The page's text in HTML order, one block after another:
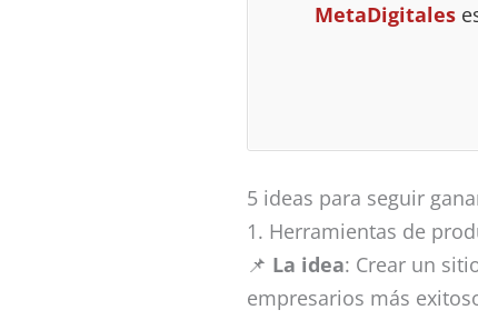
MetaDigitales
5 ideas para seguir
1. Herramientas de
📌 La idea: Crear un
empresarios más